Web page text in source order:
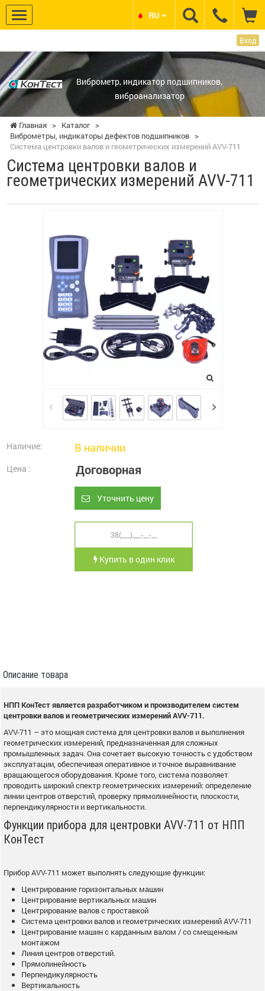
Вход
RU
НПП КОНТЕСТ
Виброметр, индикатор подшипников,
виброанализатор
Главная > Каталог >
Виброметры, индикаторы дефектов подшипников >
Система центровки валов и геометрических измерений AVV-711
Система центровки валов и
геометрических измерений AVV-711
Наличие: В наличии
Цена : Договорная
Уточнить цену
Купить в один клик
Описание товара
НПП КонТест является разработчиком и производителем систем
центровки валов и геометрических измерений AVV-711.
AVV-711 – это мощная система для центровки валов и выполнения
геометрических измерений, предназначенная для сложных
промышленных задач. Она сочетает высокую точность с удобством
эксплуатации, обеспечивая оперативное и точное выравнивание
вращающегося оборудования. Кроме того, система позволяет
проводить широкий спектр геометрических измерений: определение
линии центров отверстий, проверку прямолинейности, плоскости,
перпендикулярности и вертикальности.
Функции прибора для центровки AVV-711 от НПП
КонТест
Прибор AVV-711 может выполнять следующие функции:
Центрирование горизонтальных машин
Центрирование вертикальных машин
Центрирование валов с проставкой
Система центровки валов и геометрических измерений AVV-711
Центрирование машин с карданным валом / со смещенным
монтажом
Линия центров отверстий.
Прямолинейность
Перпендикулярность
Вертикальность